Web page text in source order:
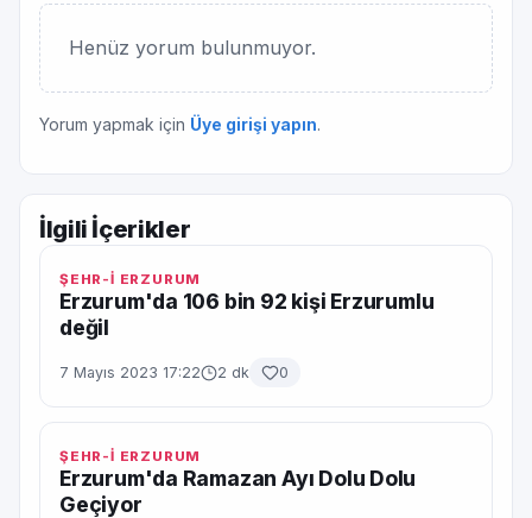
Henüz yorum bulunmuyor.
Yorum yapmak için Üye girişi yapın.
İlgili İçerikler
ŞEHR-İ ERZURUM
Erzurum'da 106 bin 92 kişi Erzurumlu
değil
7 Mayıs 2023 17:22 2 dk 0
ŞEHR-İ ERZURUM
Erzurum'da Ramazan Ayı Dolu Dolu
Geçiyor